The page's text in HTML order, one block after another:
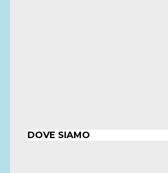
DOVE SIAMO